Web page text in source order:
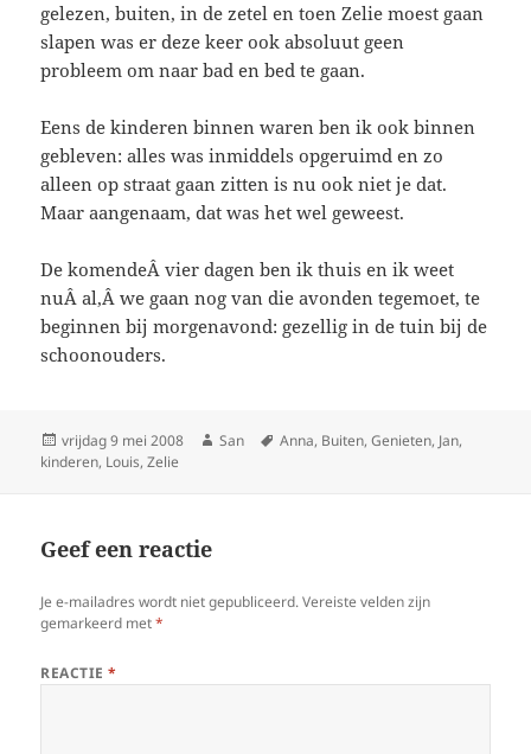
gelezen, buiten, in de zetel en toen Zelie moest gaan
slapen was er deze keer ook absoluut geen
probleem om naar bad en bed te gaan.
Eens de kinderen binnen waren ben ik ook binnen
gebleven: alles was inmiddels opgeruimd en zo
alleen op straat gaan zitten is nu ook niet je dat.
Maar aangenaam, dat was het wel geweest.
De komendeÂ vier dagen ben ik thuis en ik weet
nuÂ al,Â we gaan nog van die avonden tegemoet, te
beginnen bij morgenavond: gezellig in de tuin bij de
schoonouders.
Geplaatst
op
vrijdag 9 mei 2008 Auteur
San Tags
Anna, Buiten,Genieten, Jan,
kinderen, Louis,Zelie
Geef een reactie
Je e-mailadres wordt niet gepubliceerd. Vereiste velden zijn
gemarkeerd met*
REACTIE*